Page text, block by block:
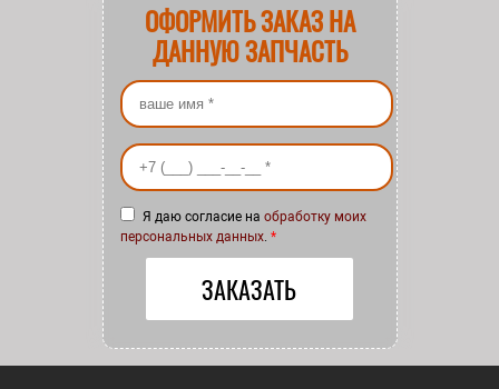
ОФОРМИТЬ ЗАКАЗ НА
ДАННУЮ ЗАПЧАСТЬ
Ваше имя*
Ваш номер телефона*
Я даю согласие на обработку моих
персональных данных. *